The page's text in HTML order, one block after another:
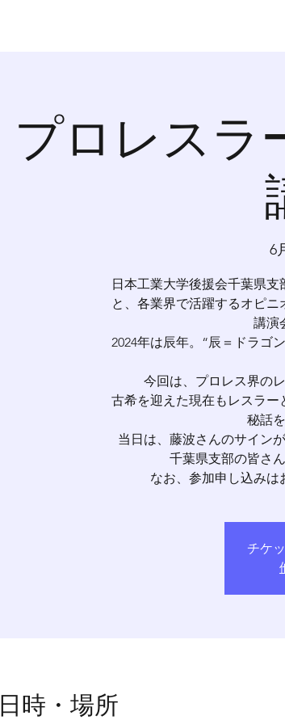
プロレスラ
6
日本工業大学後援会千葉県
と、各業界で活躍するオピ
講演
2024年は辰年。“辰＝ドラゴ
今回は、プロレス界の
古希を迎えた現在もレスラ
秘話
当日は、藤波さんのサイン
千葉県支部の皆さ
なお、参加申し込みは
チケ
日時・場所